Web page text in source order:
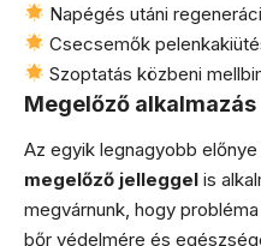
Napégés utáni
Csecsemők
Szoptatás közbeni
Megelőző alkalmazás
Az egyik legnagyobb
megelőző jelleggel is
megvárnunk, hogy
bőr védelmére és